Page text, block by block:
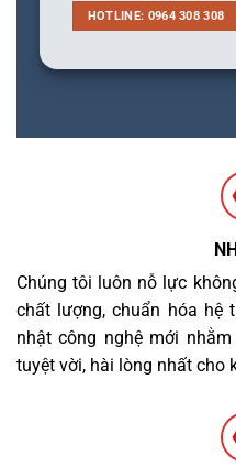
HOTLINE: 0964 308 308
Chúng tôi luôn nỗ lực
chất lượng, chuẩn hóa hệ
nhật công nghệ mới
tuyệt vời, hài lòng nhất cho